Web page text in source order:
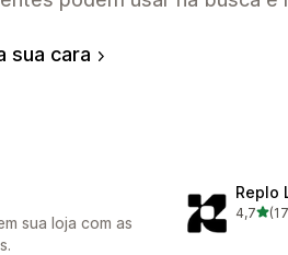
sua cara
sua loja com as
Replo
4,7de 5
171